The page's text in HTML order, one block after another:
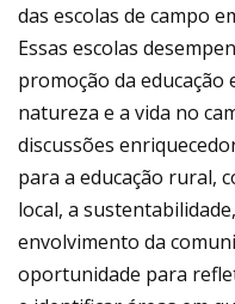
das escolas de campo
Essas escolas
promoção da educação
natureza e a vida no
discussões
para a educação rural,
local, a
envolvimento da
oportunidade para